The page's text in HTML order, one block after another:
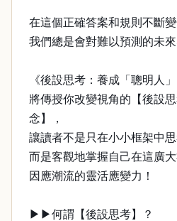
在這個正確答案和規則不斷變
我們總是會對難以預測的未
《後設思考：養成「聰明人」
將傳授你改變視角的【後設
念】，
讓讀者不是只在小小框架中思
而是客觀地掌握自己在這廣
因應潮流的靈活應變力！
▶▶何謂【後設思考】？